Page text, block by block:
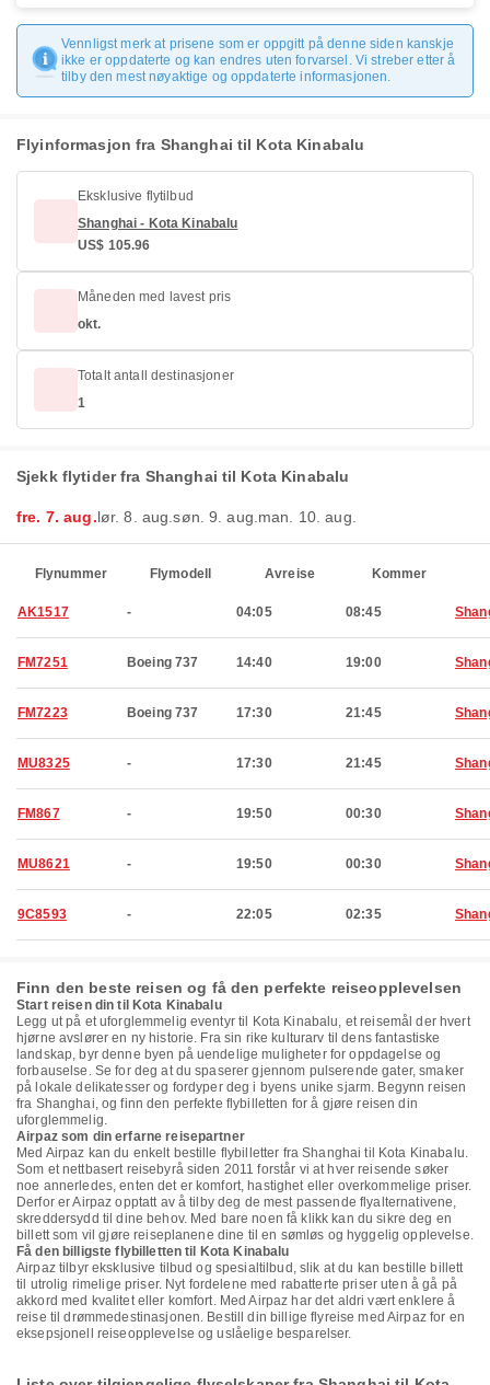
Vennligst merk at prisene som er oppgitt på denne siden kanskje
ikke er oppdaterte og kan endres uten forvarsel. Vi streber etter å
tilby den mest nøyaktige og oppdaterte informasjonen.
Flyinformasjon fra Shanghai til Kota Kinabalu
Eksklusive flytilbud
Shanghai - Kota Kinabalu
US$ 105.96
Måneden med lavest pris
okt.
Totalt antall destinasjoner
1
Sjekk flytider fra Shanghai til Kota Kinabalu
fre. 7. aug.lør. 8. aug.søn. 9. aug. man. 10. aug.
Flynummer Flymodell Avreise Kommer
AK1517 - 04:05 08:45
FM7251 Boeing 737 14:40 19:00
FM7223 Boeing 737 17:30 21:45
MU8325 - 17:30 21:45
FM867 - 19:50 00:30
MU8621 - 19:50 00:30
9C8593 - 22:05 02:35
Finn den beste reisen og få den perfekte reiseopplevelsen
Start reisen din til Kota Kinabalu
Legg ut på et uforglemmelig eventyr til Kota Kinabalu, et reisemål der hvert
hjørne avslører en ny historie. Fra sin rike kulturarv til dens fantastiske
landskap, byr denne byen på uendelige muligheter for oppdagelse og
forbauselse. Se for deg at du spaserer gjennom pulserende gater, smaker
på lokale delikatesser og fordyper deg i byens unike sjarm. Begynn reisen
fra Shanghai, og finn den perfekte flybilletten for å gjøre reisen din
uforglemmelig.
Airpaz som din erfarne reisepartner
Med Airpaz kan du enkelt bestille flybilletter fra Shanghai til Kota Kinabalu.
Som et nettbasert reisebyrå siden 2011 forstår vi at hver reisende søker
noe annerledes, enten det er komfort, hastighet eller overkommelige priser.
Derfor er Airpaz opptatt av å tilby deg de mest passende flyalternativene,
skreddersydd til dine behov. Med bare noen få klikk kan du sikre deg en
billett som vil gjøre reiseplanene dine til en sømløs og hyggelig opplevelse.
Få den billigste flybilletten til Kota Kinabalu
Airpaz tilbyr eksklusive tilbud og spesialtilbud, slik at du kan bestille billett
til utrolig rimelige priser. Nyt fordelene med rabatterte priser uten å gå på
akkord med kvalitet eller komfort. Med Airpaz har det aldri vært enklere å
reise til drømmedestinasjonen. Bestill din billige flyreise med Airpaz for en
eksepsjonell reiseopplevelse og uslåelige besparelser.